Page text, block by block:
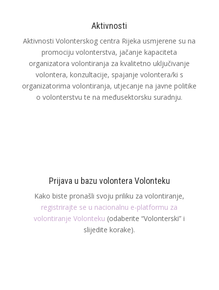
Aktivnosti
Aktivnosti Volonterskog centra Rijeka usmjerene su na
promociju volonterstva, jačanje kapaciteta
organizatora volontiranja za kvalitetno uključivanje
volontera, konzultacije, spajanje volontera/ki s
organizatorima volontiranja, utjecanje na javne politike
o volonterstvu te na međusektorsku suradnju.
Prijava u bazu volontera Volonteku
Kako biste pronašli svoju priliku za volontiranje,
registrirajte se u nacionalnu e-platformu za
volontiranje Volonteku (odaberite “Volonterski” i
slijedite korake).